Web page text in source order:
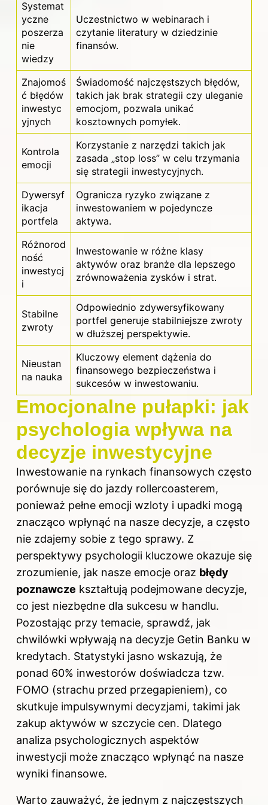
Systemat
yczne
poszerza
nie
wiedzy
Uczestnictwo w webinarach i
czytanie literatury w dziedzinie
finansów.
Znajomoś
ć błędów
inwestyc
yjnych
Świadomość najczęstszych błędów,
takich jak brak strategii czy uleganie
emocjom, pozwala unikać
kosztownych pomyłek.
Kontrola
emocji
Korzystanie z narzędzi takich jak
zasada „stop loss” w celu trzymania
się strategii inwestycyjnych.
Dywersyf
ikacja
portfela
Ogranicza ryzyko związane z
inwestowaniem w pojedyncze
aktywa.
Różnorod
ność
inwestycj
i
Inwestowanie w różne klasy
aktywów oraz branże dla lepszego
zrównoważenia zysków i strat.
Stabilne
zwroty
Odpowiednio zdywersyfikowany
portfel generuje stabilniejsze zwroty
w dłuższej perspektywie.
Nieustan
na nauka
Kluczowy element dążenia do
finansowego bezpieczeństwa i
sukcesów w inwestowaniu.
Emocjonalne pułapki: jak
psychologia wpływa na
decyzje inwestycyjne
Inwestowanie na rynkach finansowych często
porównuje się do jazdy rollercoasterem,
ponieważ pełne emocji wzloty i upadki mogą
znacząco wpłynąć na nasze decyzje, a często
nie zdajemy sobie z tego sprawy. Z
perspektywy psychologii kluczowe okazuje się
zrozumienie, jak nasze emocje oraz błędy
poznawcze kształtują podejmowane decyzje,
co jest niezbędne dla sukcesu w handlu.
Pozostając przy temacie, sprawdź, jak
chwilówki wpływają na decyzje Getin Banku w
kredytach. Statystyki jasno wskazują, że
ponad 60% inwestorów doświadcza tzw.
FOMO (strachu przed przegapieniem), co
skutkuje impulsywnymi decyzjami, takimi jak
zakup aktywów w szczycie cen. Dlatego
analiza psychologicznych aspektów
inwestycji może znacząco wpłynąć na nasze
wyniki finansowe.
Warto zauważyć, że jednym z najczęstszych